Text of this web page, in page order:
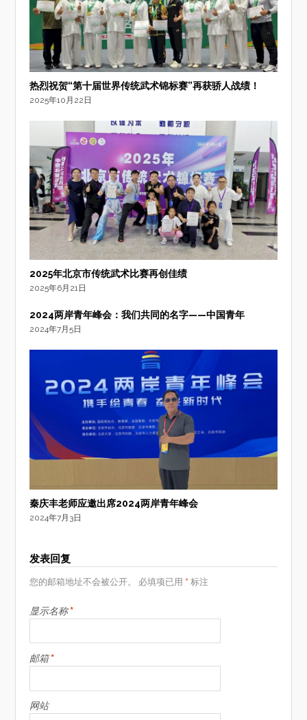
热烈祝贺“第十届世界传统武术锦标赛”再获骄人战绩！
2025年10月22日
2025年北京市传统武术比赛再创佳绩
2025年6月21日
2024两岸青年峰会：我们共同的名字——中国青年
2024年7月5日
秦庆丰老师应邀出席2024两岸青年峰会
2024年7月3日
发表回复
您的邮箱地址不会被公开。 必填项已用*标注
显示名称*
邮箱*
网站